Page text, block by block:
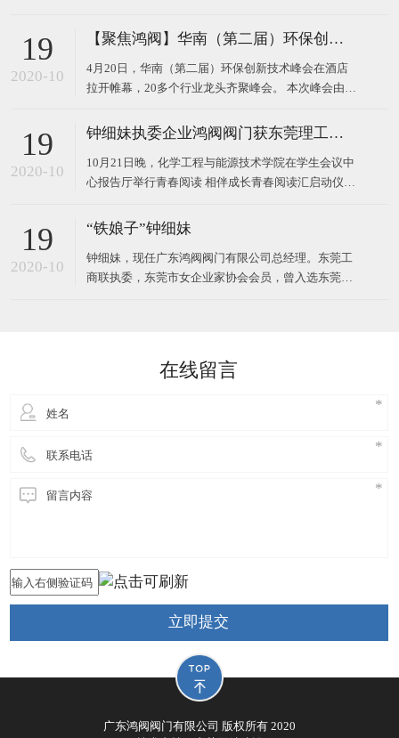
限公司董事长钟细妹、化能学院党委书记夏勇、化能
场仪式。化能学院党委委员、各支部书记、政治辅导
员、班主任
19
2020-10
【聚焦鸿阀】华南（第二届）环保创新技术峰会
4月20日，华南（第二届）环保创新技术峰会在酒店
拉开帷幕，20多个行业龙头齐聚峰会。 本次峰会由广
司作为主办方，以高新技术对接，最新技术产品，超
用，共同将环
19
2020-10
钟细妹执委企业鸿阀阀门获东莞理工学院校长马宏伟亲赠牌匾
10月21日晚，化学工程与能源技术学院在学生会议中
心报告厅举行青春阅读 相伴成长青春阅读汇启动仪
妹，与东莞理工学院党委副书记、校长马宏伟，化能
处长廖文波出席本场仪式。化能学院各支部书记、政
治辅导员、班
19
2020-10
“铁娘子”钟细妹
钟细妹，现任广东鸿阀阀门有限公司总经理。东莞工
商联执委，东莞市女企业家协会会员，曾入选东莞报
在线留言
立即提交
广东鸿阀阀门有限公司 版权所有 2020